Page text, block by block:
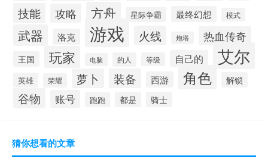
技能 攻略 方舟 星际争霸 最终幻想 模式
武器 洛克 游戏 火线 炮塔 热血传奇
王国 玩家 电脑 的人 等级 自己的 艾尔
英雄 荣耀 萝卜 装备 西游 角色 解锁
谷物 账号 跑跑 都是 骑士
猜你想看的文章